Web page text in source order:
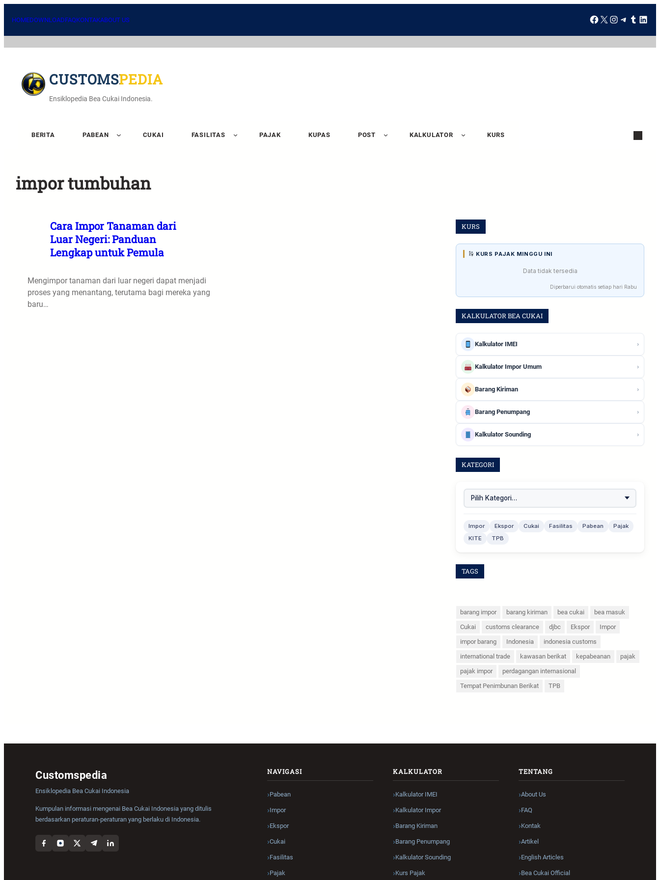
HOMEDOWNLOADFAQKONTAKABOUT US
CUSTOMSPEDIA
Ensiklopedia Bea Cukai Indonesia.
BERITA PABEAN CUKAI FASILITAS PAJAK KUPAS POST KALKULATOR KURS
impor tumbuhan
Cara Impor Tanaman dari
Luar Negeri: Panduan
Lengkap untuk Pemula
Mengimpor tanaman dari luar negeri dapat menjadi
proses yang menantang, terutama bagi mereka yang
baru…
KURS
KURS PAJAK MINGGU INI
Data tidak tersedia
Diperbarui otomatis setiap hari Rabu
KALKULATOR BEA CUKAI
Kalkulator IMEI ›
Kalkulator Impor Umum ›
Barang Kiriman ›
Barang Penumpang ›
Kalkulator Sounding ›
KATEGORI
Impor Ekspor Cukai Fasilitas Pabean
Pajak
KITE
TPB
TAGS
barang impor barang kiriman bea cukai
bea masuk
Cukai
customs clearance djbc Ekspor
Impor
impor barang
Indonesia
indonesia customs
international trade
kawasan berikat kepabeanan
pajak
pajak impor
perdagangan internasional
Tempat Penimbunan Berikat
TPB
Customspedia
Ensiklopedia Bea Cukai Indonesia
Kumpulan informasi mengenai Bea Cukai Indonesia yang ditulis
berdasarkan peraturan-peraturan yang berlaku di Indonesia.
NAVIGASI
Pabean
Impor
Ekspor
Cukai
Fasilitas
Pajak
KALKULATOR
Kalkulator IMEI
Kalkulator Impor
Barang Kiriman
Barang Penumpang
Kalkulator Sounding
Kurs Pajak
TENTANG
About Us
FAQ
Kontak
Artikel
English Articles
Bea Cukai Official